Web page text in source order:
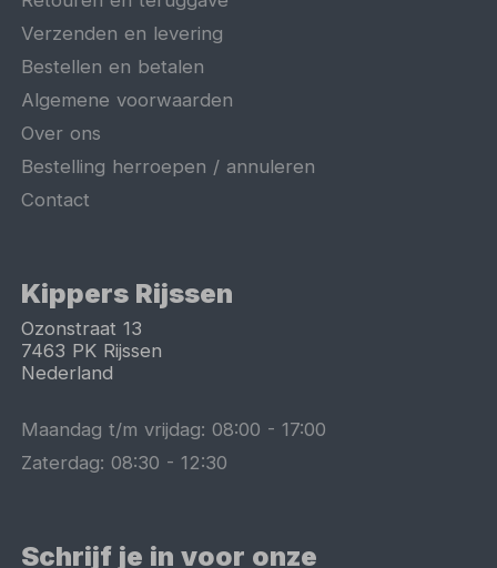
Verzenden en levering
Bestellen en betalen
Algemene voorwaarden
Over ons
Bestelling herroepen / annuleren
Contact
Kippers Rijssen
Ozonstraat 13
7463 PK Rijssen
Nederland
Maandag t/m vrijdag:08:00 -17:00
Zaterdag:08:30 -12:30
Schrijf je in voor onze